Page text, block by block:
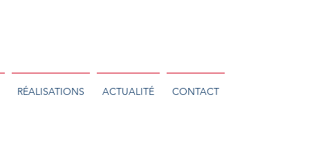
RÉALISATIONS ACTUALITÉ CONTACT